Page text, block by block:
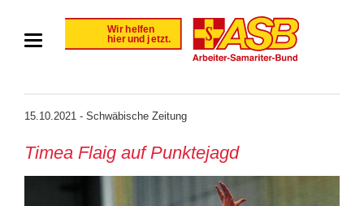
15.10.2021 - Schwäbische Zeitung
Timea Flaig auf Punktejagd